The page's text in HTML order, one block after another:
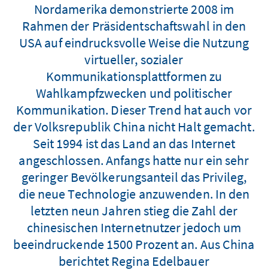
Nordamerika demonstrierte 2008 im
Rahmen der Präsidentschaftswahl in den
USA auf eindrucksvolle Weise die Nutzung
virtueller, sozialer
Kommunikationsplattformen zu
Wahlkampfzwecken und politischer
Kommunikation. Dieser Trend hat auch vor
der Volksrepublik China nicht Halt gemacht.
Seit 1994 ist das Land an das Internet
angeschlossen. Anfangs hatte nur ein sehr
geringer Bevölkerungsanteil das Privileg,
die neue Technologie anzuwenden. In den
letzten neun Jahren stieg die Zahl der
chinesischen Internetnutzer jedoch um
beeindruckende 1500 Prozent an. Aus China
berichtet Regina Edelbauer